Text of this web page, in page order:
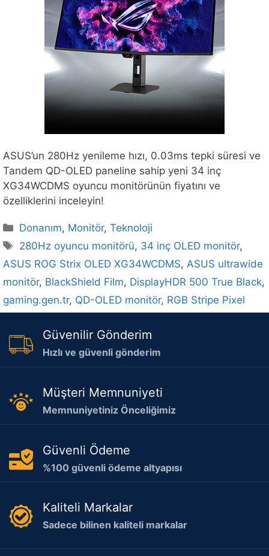
ASUS’un 280Hz yenileme hızı, 0.03ms tepki süresi ve
Tandem QD-OLED paneline sahip yeni 34 inç
XG34WCDMS oyuncu monitörünün fiyatını ve
özelliklerini inceleyin!
Kategoriler
Donanım, Monitör,Teknoloji
Etiketler
280Hz oyuncu monitörü, 34 inç OLED monitör,
ASUS ROG Strix OLED XG34WCDMS, ASUS ultrawide
monitör, BlackShield Film, DisplayHDR 500 True Black,
gaming.gen.tr, QD-OLED monitör, RGB Stripe Pixel
Güvenilir Gönderim
Hızlı ve güvenli gönderim
Müşteri Memnuniyeti
Memnuniyetiniz Önceliğimiz
Güvenli Ödeme
%100 güvenli ödeme altyapısı
Kaliteli Markalar
Sadece bilinen kaliteli markalar